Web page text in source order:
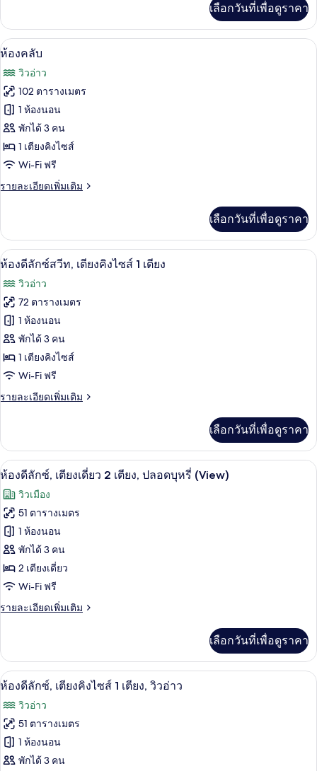
คิง
ไซส์
1
เตียง,
ปลอด
บุหรี่
(View)
เกี่ยว
กับ
ห้อง
ลัก
ซ์,
เตียง
คิง
ไซส์
เตียง,
ปลอด
(View)
เลือกวันที่เพื่อดูราคา
เปิด
ภาพถ่าย
ทั้งหมด
ของ
ห้อง
คลับ
อ่างอาบน้ำและฝักบัวแยกจากกัน, อ่าง
2
ห้องคลับ
วิวอ่าว
102 ตารางเมตร
1 ห้องนอน
พักได้ 3 คน
1 เตียงคิงไซส์
Wi-Fi ฟรี
รายละเอียดเพิ่มเติม
ราย
เกี่ยว
กับ
ห้อง
เลือกวันที่เพื่อดูราคา
เปิด
ภาพถ่าย
ทั้งหมด
ของ
ห้อง
ดี
ลัก
ซ์
เตียง
คิง
ไซส์
1
เตียง
ทีวีจอแอลอีดี 55 นิ้ว พร้อมช่องเคเบิล,
11
ห้องดีลักซ์สวีท, เตียงคิงไซส์ 1 เตียง
วิวอ่าว
72 ตารางเมตร
1 ห้องนอน
พักได้ 3 คน
1 เตียงคิงไซส์
Wi-Fi ฟรี
รายละเอียดเพิ่มเติม
ราย
เกี่ยว
กับ
ห้อง
ลัก
ซ์
สวี
ท,
เตียง
คิง
ไซส์
เลือกวันที่เพื่อดูราคา
เปิด
ภาพถ่าย
ทั้งหมด
ของ
ห้อง
ดี
ลัก
ซ์,
เดี่ยว
2
เตียง,
ปลอด
บุหรี่
(View)
เครื่องนอนระดับพรีเมียม, ผ้านวมขนเ
5
ห้องดีลักซ์, เตียงเดี่ยว 2 เตียง, ปลอดบุหรี่ (View)
วิวเมือง
51 ตารางเมตร
1 ห้องนอน
พักได้ 3 คน
2 เตียงเดี่ยว
Wi-Fi ฟรี
รายละเอียดเพิ่มเติม
ราย
เกี่ยว
กับ
ห้อง
ลัก
ซ์,
เตียง
เดี่ยว
2
เลือกวันที่เพื่อดูราคา
เปิด
ภาพถ่าย
ทั้งหมด
ของ
ห้อง
เครื่องนอนระดับพรีเมียม, ผ้านวมขนเ
8
ห้องดีลักซ์, เตียงคิงไซส์ 1 เตียง, วิวอ่าว
วิวอ่าว
51 ตารางเมตร
1 ห้องนอน
พักได้ 3 คน